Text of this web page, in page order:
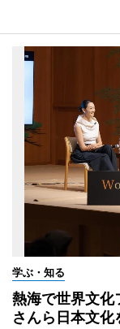
学ぶ・知る
熱海で世界文
さんら日本文化